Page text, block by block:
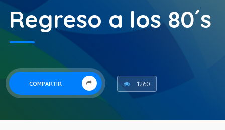
Regreso a los 80´s
COMPARTIR 1260